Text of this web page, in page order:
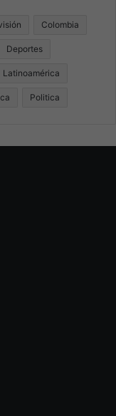
Colombia
Deportes
Latinoamérica
Politica